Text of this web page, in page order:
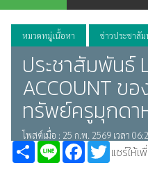
หมวดหมู่เนื้อหา ข่าวประชาสั
ประชาสัมพันธ์
ACCOUNT
ทรัพย์ครูมุกดา
โพสต์เมื่อ : 25 ก.พ. 2569 เวลา
แชร์ให้เ
ShareLine Facebook
Twitter